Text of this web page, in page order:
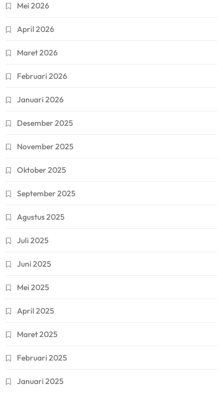
Mei 2026
April 2026
Maret 2026
Februari 2026
Januari 2026
Desember 2025
November 2025
Oktober 2025
September 2025
Agustus 2025
Juli 2025
Juni 2025
Mei 2025
April 2025
Maret 2025
Februari 2025
Januari 2025